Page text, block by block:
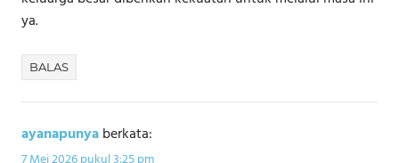
ya.
BALAS
ayanapunyaberkata: